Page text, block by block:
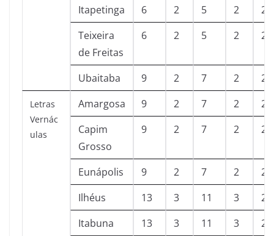
Itapetinga
6 2 5 2
2
Teixeira
de Freitas
6 2 5 2 2
Ubaitaba 9 2 7 2 2
Letras
Vernác
ulas
Amargosa 9 2 7 2
2
Capim
Grosso
9 2 7 2 2
Eunápolis 9 2 7 2
2
Ilhéus
13 3 11 3
2
Itabuna
13 3 11 3
2